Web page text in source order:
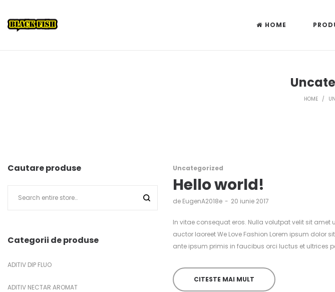
HOME
HOME /
Uncategorized
Hello world!
de EugenA2018e 20 iunie 2017
In vitae consequat eros. Nulla volutpat velit sit amet
auctor laoreet We Love Fashion Lorem ipsum dolor
ante ipsum primis in faucibus orci luctus et ultrices
CITESTE MAI MULT
Cautare produse
Categorii de produse
ADITIV DIP FLUO
ADITIV NECTAR AROMAT